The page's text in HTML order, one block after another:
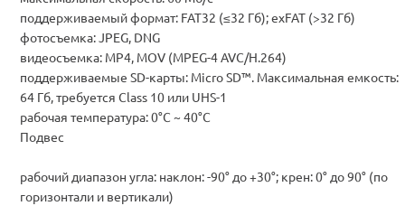
поддерживаемый формат: FAT32 (≤32 Гб); exFAT (>32 Гб)
фотосъемка: JPEG, DNG
видеосъемка: MP4, MOV (MPEG-4 AVC/H.264)
поддерживаемые SD-карты: Micro SD™. Максимальная емкость:
64 Гб, требуется Class 10 или UHS-1
рабочая температура: 0°C ~ 40°C
Подвес
рабочий диапазон угла: наклон: -90° до +30°; крен: 0° до 90° (по
горизонтали и вертикали)